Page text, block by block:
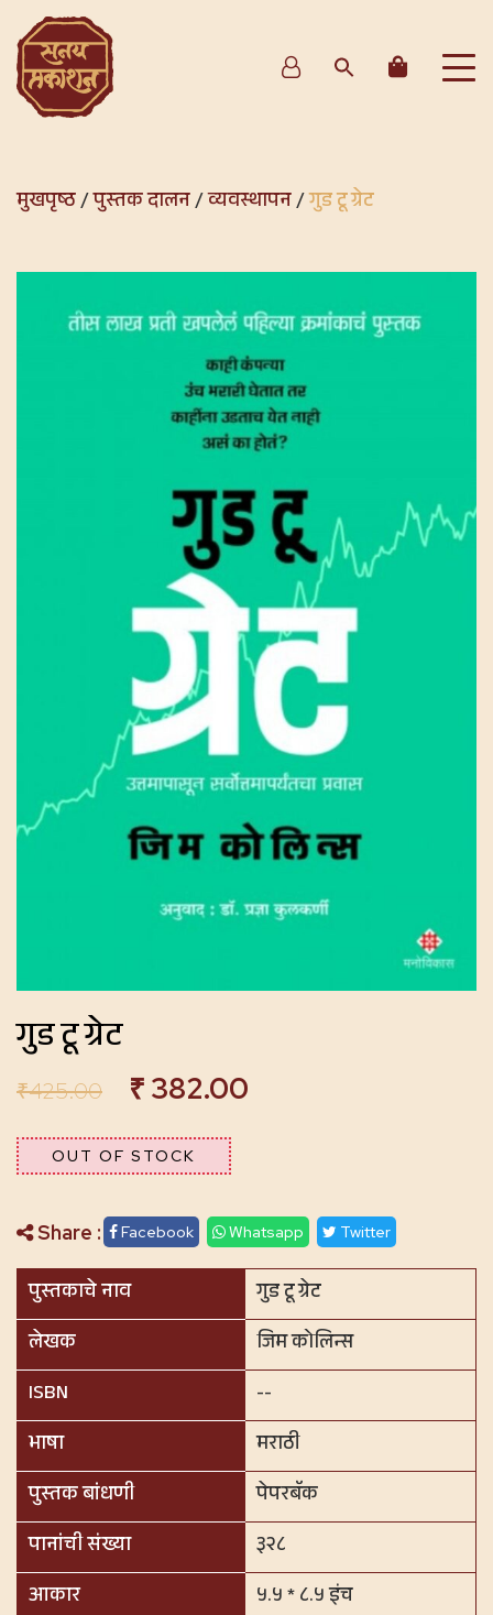
मुखपृष्ठ/पुस्तक दालन/व्यवस्थापन/गुड टू ग्रेट
गुड टू ग्रेट
₹425.00 ₹ 382.00
OUT OF STOCK
Share : Facebook Whatsapp Twitter
पुस्तकाचे नाव
गुड टू ग्रेट
लेखक
जिम कोलिन्स
ISBN
--
भाषा
मराठी
पुस्तक बांधणी
पेपरबॅक
पानांची संख्या
३२८
आकार
५.५ * ८.५ इंच